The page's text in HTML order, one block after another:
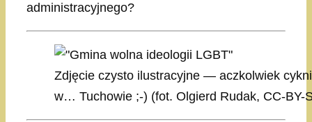
administracyjnego?
Zdjęcie czysto ilustracyjne — aczkolwiek
w… Tuchowie ;-) (fot. Olgierd Rudak, CC-BY-